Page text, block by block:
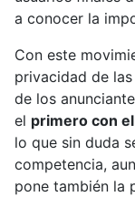
a conocer la
Con este
privacidad de
de los
el primero con
lo que sin duda
competencia,
pone también la